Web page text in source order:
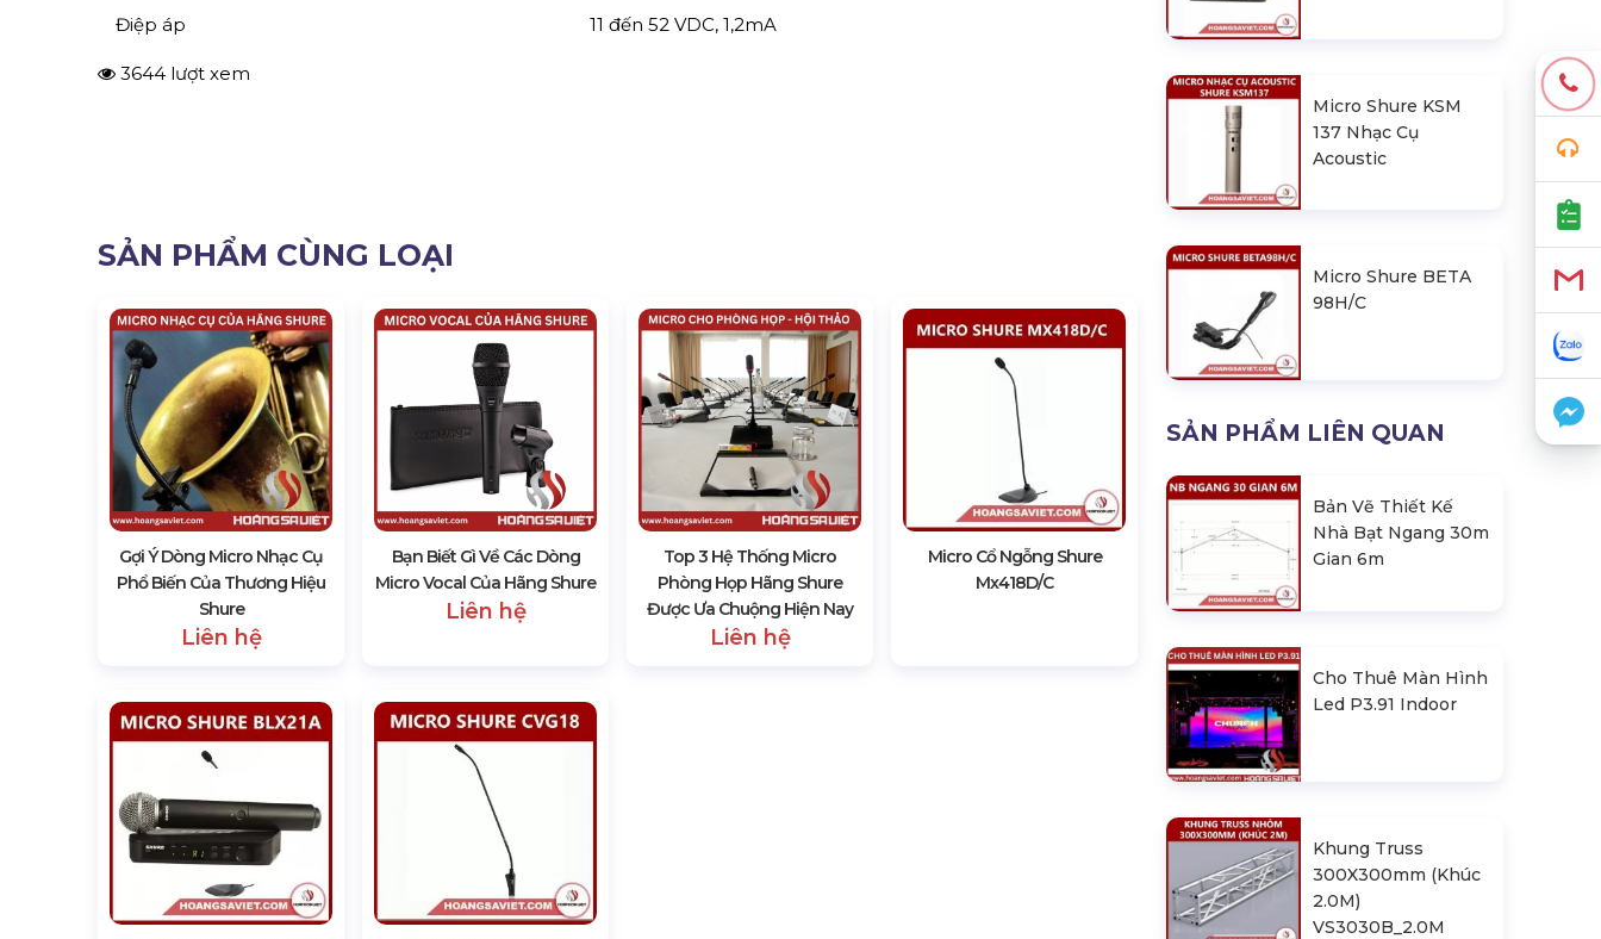
Điệp áp 11 đến 52 VDC, 1,2mA
3644 lượt xem
SẢN PHẨM CÙNG LOẠI
Gợi Ý Dòng Micro Nhạc Cụ
Phổ Biến Của Thương Hiệu
Shure
Liên hệ
Bạn Biết Gì Về Các Dòng
Micro Vocal Của Hãng Shure
Liên hệ
Top 3 Hệ Thống Micro
Phòng Họp Hãng Shure
Được Ưa Chuộng Hiện Nay
Liên hệ
Micro Cổ Ngỗng Shure
Mx418D/c
Micro Shure KSM
137 Nhạc Cụ
Acoustic
Micro Shure BETA
98H/C
SẢN PHẨM LIÊN QUAN
Bản Vẽ Thiết Kế
Nhà Bạt Ngang 30m
Gian 6m
Cho Thuê Màn Hình
Led P3.91 Indoor
Khung Truss
300X300mm (Khúc
2.0M)
VS3030B_2.0M